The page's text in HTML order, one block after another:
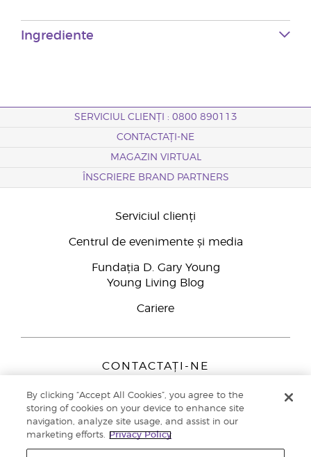
Ingrediente
SERVICIUL CLIENȚI : 0800 890113
CONTACTAȚI-NE
MAGAZIN VIRTUAL
ÎNSCRIERE BRAND PARTNERS
Serviciul clienți
Centrul de evenimente și media
Fundația D. Gary Young
Young Living Blog
Cariere
CONTACTAȚI-NE
Peizerweg 97
9727 AJ Groningen
Netherlands
Înscriere Brand Partners0800 890113
By clicking “Accept All Cookies”, you agree to the
storing of cookies on your device to enhance site
navigation, analyze site usage, and assist in our
marketing efforts.
Privacy Policy